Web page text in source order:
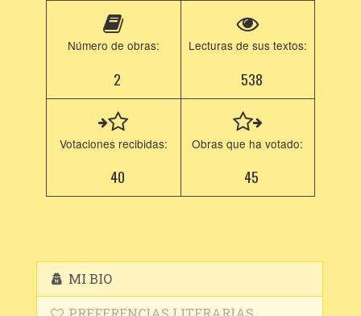
Número de obras:
2
Lecturas de sus textos:
538
Votaciones recibidas:
40
Obras que ha votado:
45
MI BIO